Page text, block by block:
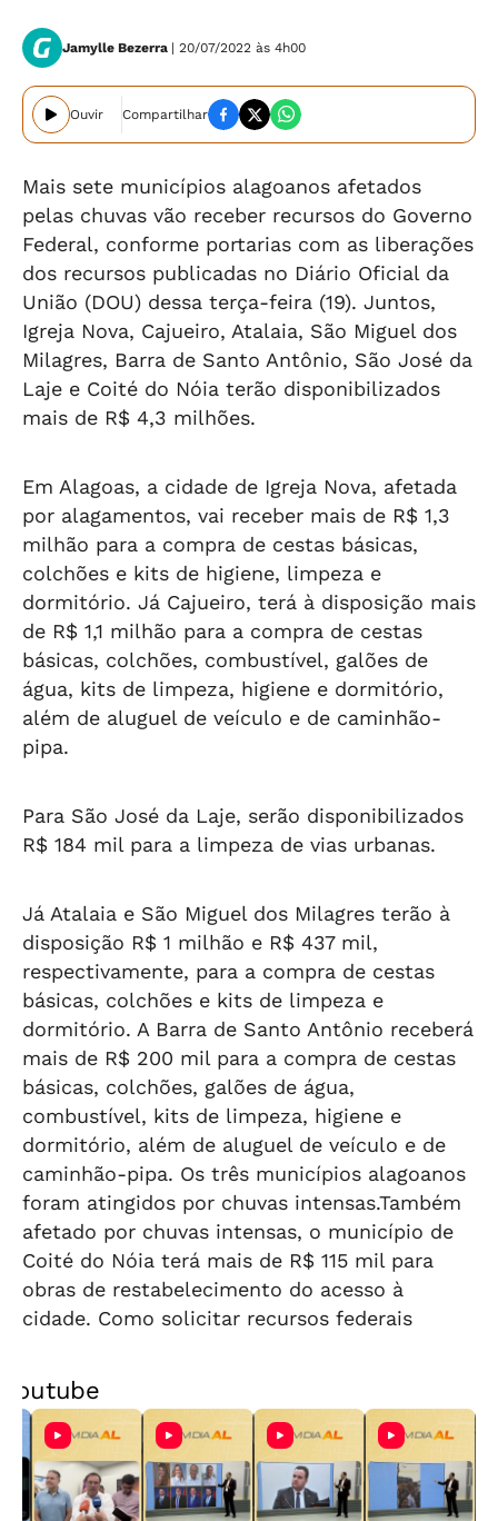
Jamylle Bezerra | 20/07/2022 às 4h00
Ouvir Compartilhar
Mais sete municípios alagoanos afetados
pelas chuvas vão receber recursos do Governo
Federal, conforme portarias com as liberações
dos recursos publicadas no Diário Oficial da
União (DOU) dessa terça-feira (19). Juntos,
Igreja Nova, Cajueiro, Atalaia, São Miguel dos
Milagres, Barra de Santo Antônio, São José da
Laje e Coité do Nóia terão disponibilizados
mais de R$ 4,3 milhões.
Em Alagoas, a cidade de Igreja Nova, afetada
por alagamentos, vai receber mais de R$ 1,3
milhão para a compra de cestas básicas,
colchões e kits de higiene, limpeza e
dormitório. Já Cajueiro, terá à disposição mais
de R$ 1,1 milhão para a compra de cestas
básicas, colchões, combustível, galões de
água, kits de limpeza, higiene e dormitório,
além de aluguel de veículo e de caminhão-
pipa.
Para São José da Laje, serão disponibilizados
R$ 184 mil para a limpeza de vias urbanas.
Já Atalaia e São Miguel dos Milagres terão à
disposição R$ 1 milhão e R$ 437 mil,
respectivamente, para a compra de cestas
básicas, colchões e kits de limpeza e
dormitório. A Barra de Santo Antônio receberá
mais de R$ 200 mil para a compra de cestas
básicas, colchões, galões de água,
combustível, kits de limpeza, higiene e
dormitório, além de aluguel de veículo e de
caminhão-pipa. Os três municípios alagoanos
foram atingidos por chuvas intensas.Também
afetado por chuvas intensas, o município de
Coité do Nóia terá mais de R$ 115 mil para
obras de restabelecimento do acesso à
cidade. Como solicitar recursos federais